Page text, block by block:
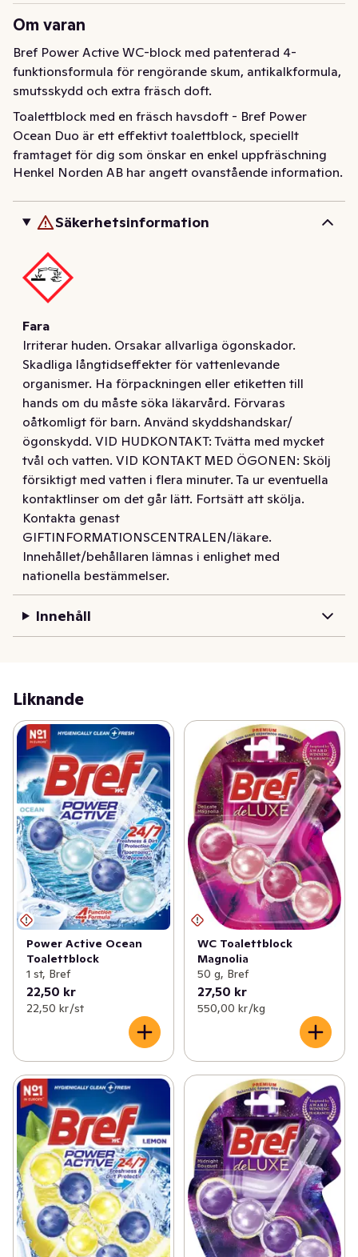
Om varan
Bref Power Active WC-block med patenterad 4-
funktionsformula för rengörande skum, antikalkformula,
smutsskydd och extra fräsch doft.
Toalettblock med en fräsch havsdoft - Bref Power
Ocean Duo är ett effektivt toalettblock, speciellt
framtaget för dig som önskar en enkel uppfräschning
och rengöring av toaletten vid varje spolning! Testa du
efter ett effektivt sätt att hålla toaletten både ren och
fräsch? Gör det enkelt, det enda du behöver göra är att
spola i toaletten och låta den aktiva formulan i Bref
Power Actives WC-block göra jobbet!   Formulan Bref
Power Active +50% Anti-Kalk Effekt består av 4 olika
funktioner: 1. Rengöringsskum: Fräschar upp toaletten
efter varje spolning. 2. Anti-Kalk: Förebygger effektivt
bildandet av kalk i toaletten. 3. Smutsskydd: Förhindrar
smuts, få bort smuts i toaletten. 4. Extra fräschhet: För
en långvarig och behaglig doft i badrummet.   Du
hänger enkelt upp toalettblocket på kanten av
toalettskålen och justerar det sedan efter riktningen av
vattnet vid spolning.   Kartongen och behållaren är
100% återvinningsbara. Vid återvinning, separera
papperskartongen från plasthöljet.
Henkel Norden AB har angett ovanstående information.
Säkerhetsinformation
Fara
Irriterar huden. Orsakar allvarliga ögonskador.
Skadliga långtidseffekter för vattenlevande
organismer. Ha förpackningen eller etiketten till
hands om du måste söka läkarvård. Förvaras
oåtkomligt för barn. Använd skyddshandskar/
ögonskydd. VID HUDKONTAKT: Tvätta med mycket
tvål och vatten. VID KONTAKT MED ÖGONEN: Skölj
försiktigt med vatten i flera minuter. Ta ur eventuella
kontaktlinser om det går lätt. Fortsätt att skölja.
Kontakta genast
GIFTINFORMATIONSCENTRALEN/läkare.
Innehållet/behållaren lämnas i enlighet med
nationella bestämmelser.
Innehåll
Liknande
Power Active Ocean
Toalettblock
1 st, Bref
22,50 kr
22,50 kr /st
WC Toalettblock
Magnolia
50 g, Bref
27,50 kr
550,00 kr /kg